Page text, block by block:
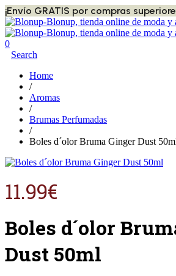
¡Envío GRATIS por compras
0
Search
Home
/
Aromas
/
Brumas Perfumadas
/
Boles d´olor Bruma Ginger Dust
11.99€
Boles d´olor
Dust 50ml